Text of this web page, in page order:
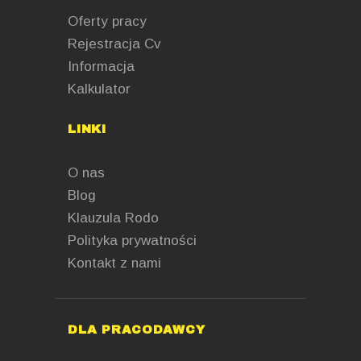
Oferty pracy
Rejestracja Cv
Informacja
Kalkulator
LINKI
O nas
Blog
Klauzula Rodo
Polityka prywatności
Kontakt z nami
DLA PRACODAWCY